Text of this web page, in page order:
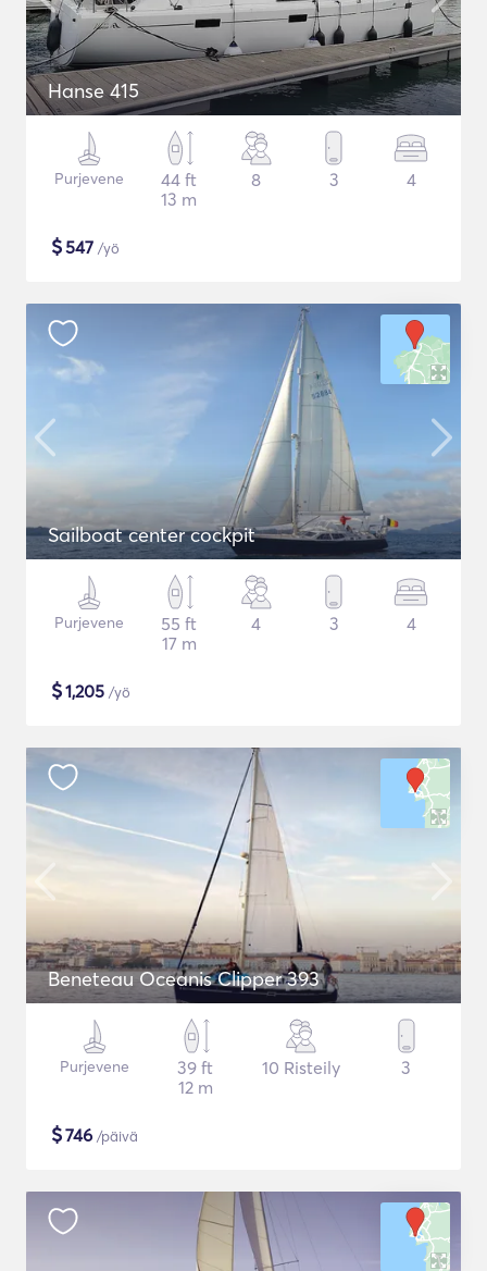
Hanse 415
Purjevene
44 ft
13 m
8 3 4
$547 /yö
Sailboat center cockpit
Purjevene
55 ft
17 m
4 3 4
$1,205 /yö
Beneteau Oceanis Clipper 393
Purjevene
39 ft
12 m
10 Risteily 3
$746 /päivä